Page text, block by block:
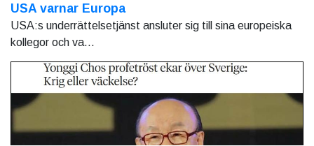
USA varnar Europa
USA:s underrättelsetjänst ansluter sig till sina europeiska
kollegor och va...